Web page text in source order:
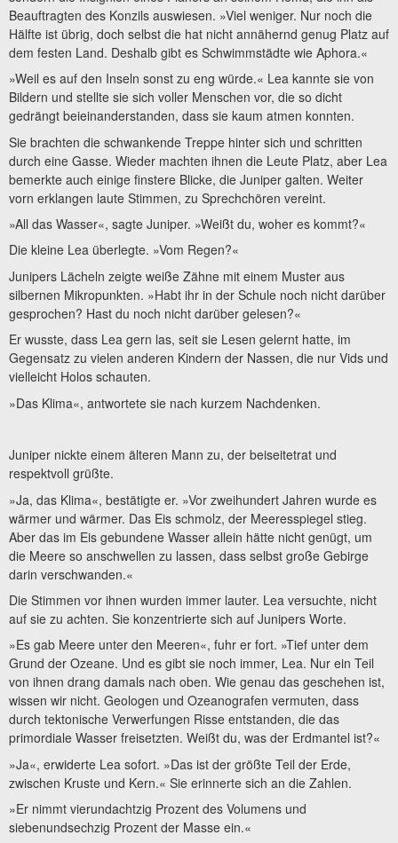
Beauftragten des Konzils auswiesen. »Viel weniger. Nur noch die
Hälfte ist übrig, doch selbst die hat nicht annähernd genug Platz auf
dem festen Land. Deshalb gibt es Schwimmstädte wie Aphora.«
»Weil es auf den Inseln sonst zu eng würde.« Lea kannte sie von
Bildern und stellte sie sich voller Menschen vor, die so dicht
gedrängt beieinanderstanden, dass sie kaum atmen konnten.
Sie brachten die schwankende Treppe hinter sich und schritten
durch eine Gasse. Wieder machten ihnen die Leute Platz, aber Lea
bemerkte auch einige finstere Blicke, die Juniper galten. Weiter
vorn erklangen laute Stimmen, zu Sprechchören vereint.
»All das Wasser«, sagte Juniper. »Weißt du, woher es kommt?«
Die kleine Lea überlegte. »Vom Regen?«
Junipers Lächeln zeigte weiße Zähne mit einem Muster aus
silbernen Mikropunkten. »Habt ihr in der Schule noch nicht darüber
gesprochen? Hast du noch nicht darüber gelesen?«
Er wusste, dass Lea gern las, seit sie Lesen gelernt hatte, im
Gegensatz zu vielen anderen Kindern der Nassen, die nur Vids und
vielleicht Holos schauten.
»Das Klima«, antwortete sie nach kurzem Nachdenken.
Juniper nickte einem älteren Mann zu, der beiseitetrat und
respektvoll grüßte.
»Ja, das Klima«, bestätigte er. »Vor zweihundert Jahren wurde es
wärmer und wärmer. Das Eis schmolz, der Meeresspiegel stieg.
Aber das im Eis gebundene Wasser allein hätte nicht genügt, um
die Meere so anschwellen zu lassen, dass selbst große Gebirge
darin verschwanden.«
Die Stimmen vor ihnen wurden immer lauter. Lea versuchte, nicht
auf sie zu achten. Sie konzentrierte sich auf Junipers Worte.
»Es gab Meere unter den Meeren«, fuhr er fort. »Tief unter dem
Grund der Ozeane. Und es gibt sie noch immer, Lea. Nur ein Teil
von ihnen drang damals nach oben. Wie genau das geschehen ist,
wissen wir nicht. Geologen und Ozeanografen vermuten, dass
durch tektonische Verwerfungen Risse entstanden, die das
primordiale Wasser freisetzten. Weißt du, was der Erdmantel ist?«
»Ja«, erwiderte Lea sofort. »Das ist der größte Teil der Erde,
zwischen Kruste und Kern.« Sie erinnerte sich an die Zahlen.
»Er nimmt vierundachtzig Prozent des Volumens und
siebenundsechzig Prozent der Masse ein.«